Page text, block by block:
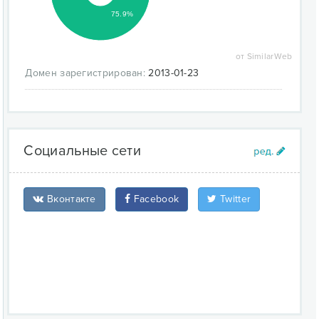
75.9%
от SimilarWeb
Домен зарегистрирован: 2013-01-23
Социальные сети
Вконтакте Facebook Twitter